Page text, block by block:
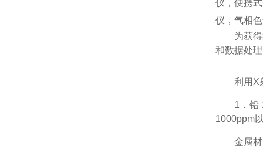
仪，便携
仪，气相
为获
和数据处
利用X
1．铅
1000ppm
金属